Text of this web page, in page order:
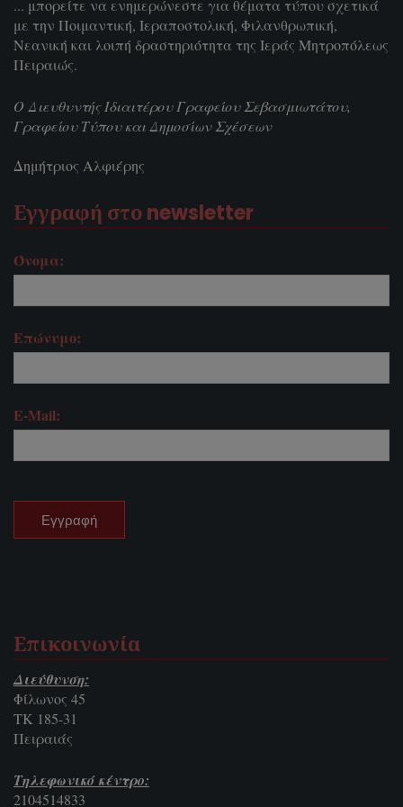
... μπορείτε να ενημερώνεστε για θέματα τύπου σχετικά
με την Ποιμαντική, Ιεραποστολική, Φιλανθρωπική,
Νεανική και λοιπή δραστηριότητα της Ιεράς Μητροπόλεως
Πειραιώς.
Ο Διευθυντής Ιδιαιτέρου Γραφείου Σεβασμιωτάτου,
Γραφείου Τύπου και Δημοσίων Σχέσεων
Δημήτριος Αλφιέρης
Εγγραφή στο newsletter
Όνομα:
Επώνυμο:
E-Mail:
Επικοινωνία
Διεύθυνση:
Φίλωνος 45
ΤΚ 185-31
Πειραιάς
Τηλεφωνικό κέντρο:
2104514833